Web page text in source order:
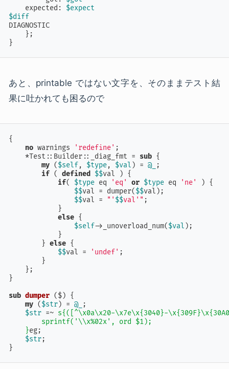
    expected:
$expect
$diff
DIAGNOSTIC
    };
}
あと、printable ではない文字を、そのままテスト結
果に吐かれても困るので
{
no warnings 'redefine' ;
    *Test::Builder::_diag_fmt =
sub {
my ($self, $type, $val) = @_ ;
if ( defined $$val ) {
if( $type eq 'eq' or $type eq 'ne'
) {
$$val = dumper($$val);
$$val = "' $$val'" ;
            }
else {
$self->_unoverload_num($val);
            }
        }
else {
$$val = 'undef' ;
        }
    };
}
sub dumper ($) {
my ($str) = @_ ;
$str =~ s{([^\x0a\x20-\x7e\x{3040}-
        sprintf('\\x%02x', ord $1);
    }
eg;
$str;
}